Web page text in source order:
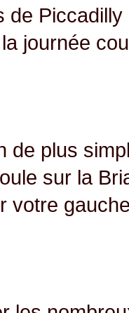
de
journée
de plus
sur la
votre